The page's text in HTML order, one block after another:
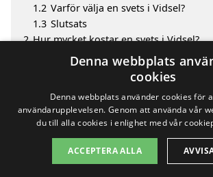
1.2 Varför välja en svets i Vidsel?
1.3 Slutsats
2 Hur mycket kostar en svets i Vidsel?
Fördelar med att välja svets i Vidsel
Sök efter en skicklig svets i de
Copyright 2026 - Pilanto
Om / kontakt Blogg
Denna webbplats
cookies
Denna webbplats använder cookies för
användarupplevelsen. Genom att använda vår
du till alla cookies i enlighet med vår
ACCEPTERA ALLA